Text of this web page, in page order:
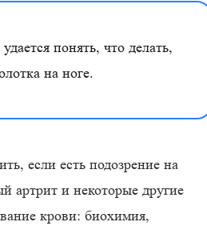
понять, что делать,
на ноге.
если есть подозрение на
артрит и некоторые другие
крови: биохимия,